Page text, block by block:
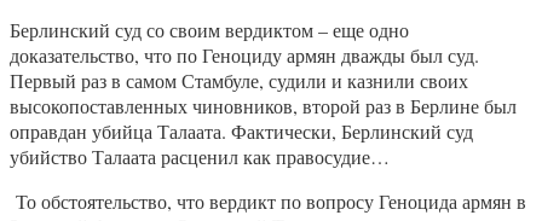
Берлинский суд со своим вердиктом – еще одно
доказательство, что по Геноциду армян дважды был суд.
Первый раз в самом Стамбуле, судили и казнили своих
высокопоставленных чиновников, второй раз в Берлине был
оправдан убийца Талаата. Фактически, Берлинский суд
убийство Талаата расценил как правосудие…
То обстоятельство, что вердикт по вопросу Геноцида армян в